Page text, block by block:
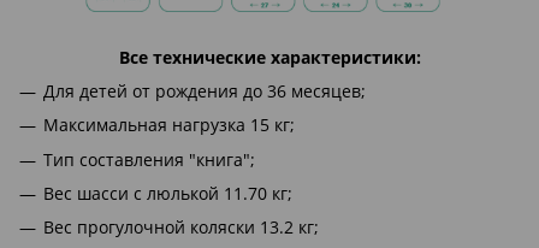
Все технические характеристики:
Для детей от рождения до 36 месяцев;
Максимальная нагрузка 15 кг;
Тип составления "книга";
Вес шасси с люлькой 11.70 кг;
Вес прогулочной коляски 13.2 кг;